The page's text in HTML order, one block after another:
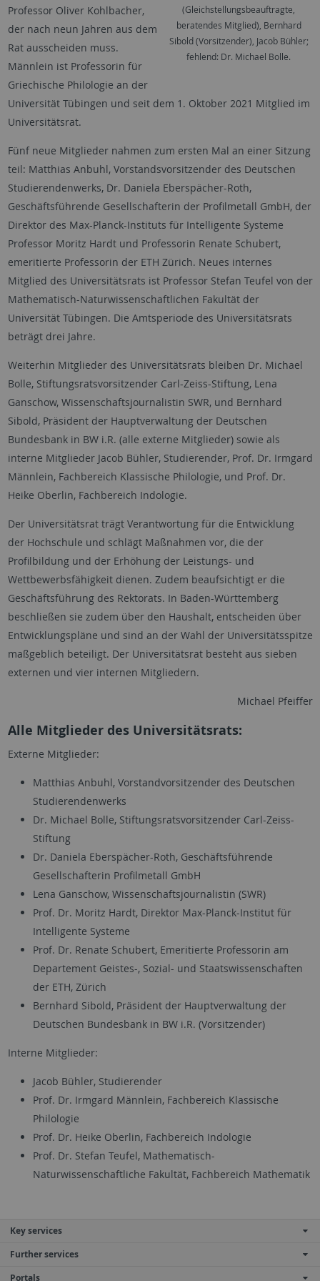
(Gleichstellungsbeauftragte,
beratendes Mitglied), Bernhard
Sibold (Vorsitzender), Jacob Bühler;
fehlend: Dr. Michael Bolle.
Professor Oliver Kohlbacher,
der nach neun Jahren aus dem
Rat ausscheiden muss.
Männlein ist Professorin für
Griechische Philologie an der
Universität Tübingen und seit dem 1. Oktober 2021 Mitglied im
Universitätsrat.
Fünf neue Mitglieder nahmen zum ersten Mal an einer Sitzung
teil: Matthias Anbuhl, Vorstandsvorsitzender des Deutschen
Studierendenwerks, Dr. Daniela Eberspächer-Roth,
Geschäftsführende Gesellschafterin der Profilmetall GmbH, der
Direktor des Max-Planck-Instituts für Intelligente Systeme
Professor Moritz Hardt und Professorin Renate Schubert,
emeritierte Professorin der ETH Zürich. Neues internes
Mitglied des Universitätsrats ist Professor Stefan Teufel von der
Mathematisch-Naturwissenschaftlichen Fakultät der
Universität Tübingen. Die Amtsperiode des Universitätsrats
beträgt drei Jahre.
Weiterhin Mitglieder des Universitätsrats bleiben Dr. Michael
Bolle, Stiftungsratsvorsitzender Carl-Zeiss-Stiftung, Lena
Ganschow, Wissenschaftsjournalistin SWR, und Bernhard
Sibold, Präsident der Hauptverwaltung der Deutschen
Bundesbank in BW i.R. (alle externe Mitglieder) sowie als
interne Mitglieder Jacob Bühler, Studierender, Prof. Dr. Irmgard
Männlein, Fachbereich Klassische Philologie, und Prof. Dr.
Heike Oberlin, Fachbereich Indologie.
Der Universitätsrat trägt Verantwortung für die Entwicklung
der Hochschule und schlägt Maßnahmen vor, die der
Profilbildung und der Erhöhung der Leistungs- und
Wettbewerbsfähigkeit dienen. Zudem beaufsichtigt er die
Geschäftsführung des Rektorats. In Baden-Württemberg
beschließen sie zudem über den Haushalt, entscheiden über
Entwicklungspläne und sind an der Wahl der Universitätsspitze
maßgeblich beteiligt. Der Universitätsrat besteht aus sieben
externen und vier internen Mitgliedern.
Michael Pfeiffer
Alle Mitglieder des Universitätsrats:
Externe Mitglieder:
Matthias Anbuhl, Vorstandvorsitzender des Deutschen
Studierendenwerks
Dr. Michael Bolle, Stiftungsratsvorsitzender Carl-Zeiss-
Stiftung
Dr. Daniela Eberspächer-Roth, Geschäftsführende
Gesellschafterin Profilmetall GmbH
Lena Ganschow, Wissenschaftsjournalistin (SWR)
Prof. Dr. Moritz Hardt, Direktor Max-Planck-Institut für
Intelligente Systeme
Prof. Dr. Renate Schubert, Emeritierte Professorin am
Departement Geistes-, Sozial- und Staatswissenschaften
der ETH, Zürich
Bernhard Sibold, Präsident der Hauptverwaltung der
Deutschen Bundesbank in BW i.R. (Vorsitzender)
Interne Mitglieder:
Jacob Bühler, Studierender
Prof. Dr. Irmgard Männlein, Fachbereich Klassische
Philologie
Prof. Dr. Heike Oberlin, Fachbereich Indologie
Prof. Dr. Stefan Teufel, Mathematisch-
Naturwissenschaftliche Fakultät, Fachbereich Mathematik
Key services
Further services
Portals